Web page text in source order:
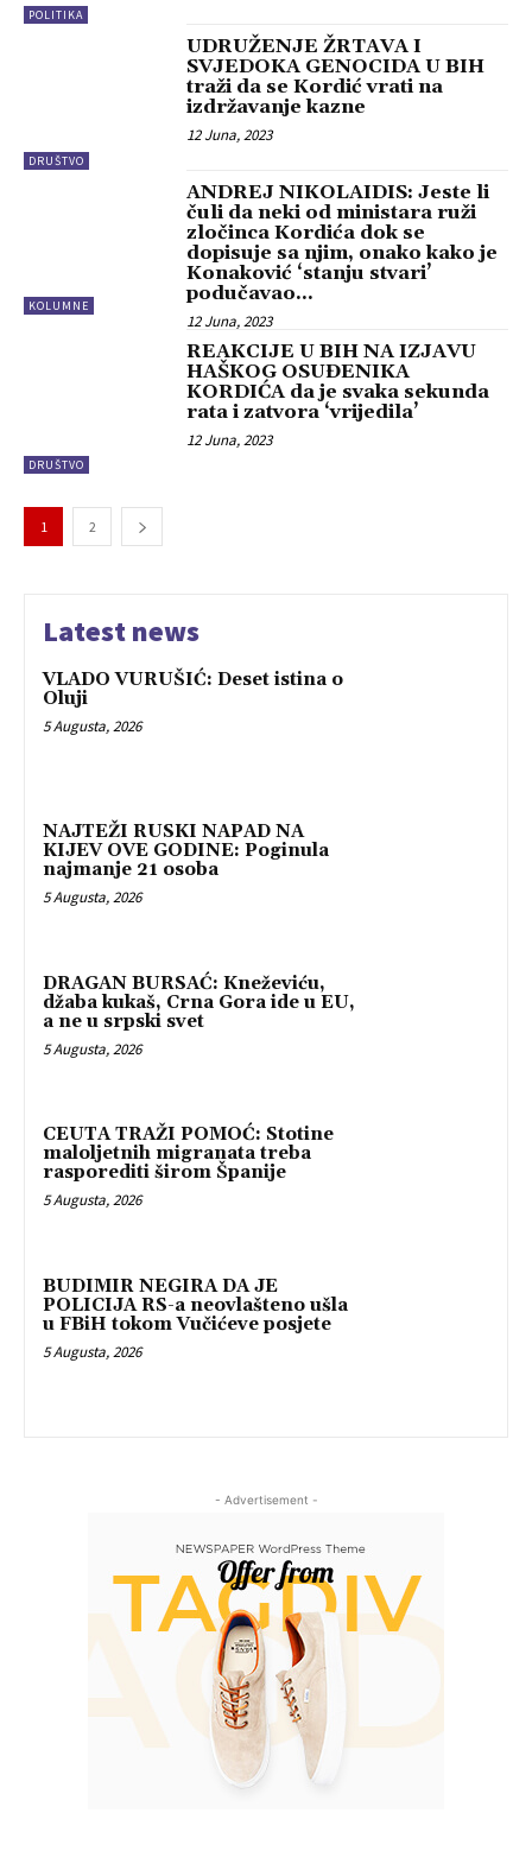
POLITIKA
DRUŠTVO
UDRUŽENJE ŽRTAVA I
SVJEDOKA GENOCIDA U BIH
traži da se Kordić vrati na
izdržavanje kazne
12 Juna, 2023
KOLUMNE
ANDREJ NIKOLAIDIS: Jeste li
čuli da neki od ministara ruži
zločinca Kordića dok se
dopisuje sa njim, onako kako je
Konaković ‘stanju stvari’
podučavao...
12 Juna, 2023
DRUŠTVO
REAKCIJE U BIH NA IZJAVU
HAŠKOG OSUĐENIKA
KORDIĆA da je svaka sekunda
rata i zatvora ‘vrijedila’
12 Juna, 2023
1 2
Latest news
VLADO VURUŠIĆ: Deset istina o
Oluji
5 Augusta, 2026
NAJTEŽI RUSKI NAPAD NA
KIJEV OVE GODINE: Poginula
najmanje 21 osoba
5 Augusta, 2026
DRAGAN BURSAĆ: Kneževiću,
džaba kukaš, Crna Gora ide u EU,
a ne u srpski svet
5 Augusta, 2026
CEUTA TRAŽI POMOĆ: Stotine
maloljetnih migranata treba
rasporediti širom Španije
5 Augusta, 2026
BUDIMIR NEGIRA DA JE
POLICIJA RS-a neovlašteno ušla
u FBiH tokom Vučićeve posjete
5 Augusta, 2026
- Advertisement -